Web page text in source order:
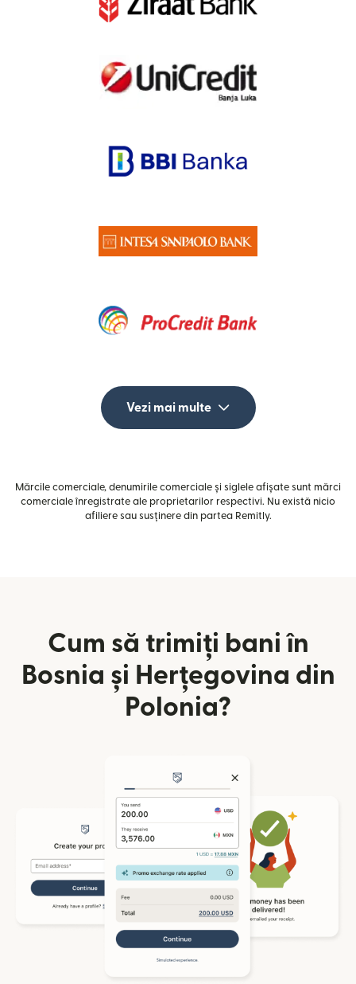
Vezi mai multe
Mărcile comerciale, denumirile comerciale și siglele afișate sunt mărci
comerciale înregistrate ale proprietarilor respectivi. Nu există nicio
afiliere sau susținere din partea Remitly.
Cum să trimiți bani în
Bosnia și Herțegovina din
Polonia?